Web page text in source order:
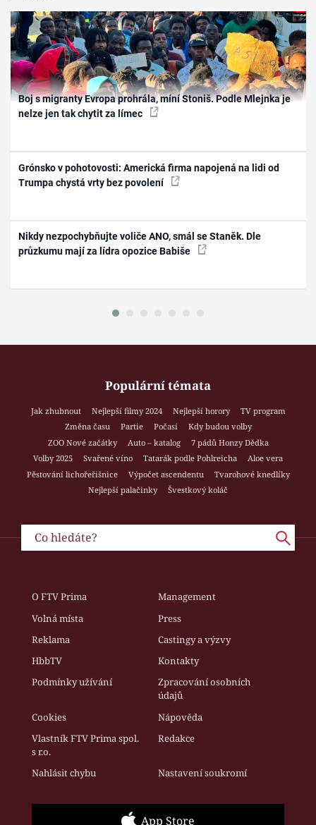
Boj s migranty Evropa prohrála, míní Stoniš. Podle Mlejnka je
nelze jen tak chytit za límec
Grónsko v pohotovosti: Americká firma napojená na lidi od
Trumpa chystá vrty bez povolení
Nikdy nezpochybňujte voliče ANO, smál se Staněk. Dle
průzkumu mají za lídra opozice Babiše
Populární témata
Jak zhubnout Nejlepší filmy 2024 Nejlepší horory
TV program
Změna času
Partie Počasí
Kdy budou volby
ZOO Nové začátky
Auto – katalog
7 pádů Honzy Dědka
Volby 2025
Svařené víno Tatarák podle Pohlreicha
Aloe vera
Pěstování lichořeřišnice
Výpočet ascendentu
Tvarohové knedlíky
Nejlepší palačinky
Švestkový koláč
O FTV Prima
Management
Volná místa
Press
Reklama
Castingy a výzvy
HbbTV
Kontakty
Podmínky užívání
Zpracování osobních
údajů
Cookies
Nápověda
Vlastník FTV Prima spol.
s r.o.
Redakce
Nahlásit chybu Nastavení soukromí
App Store